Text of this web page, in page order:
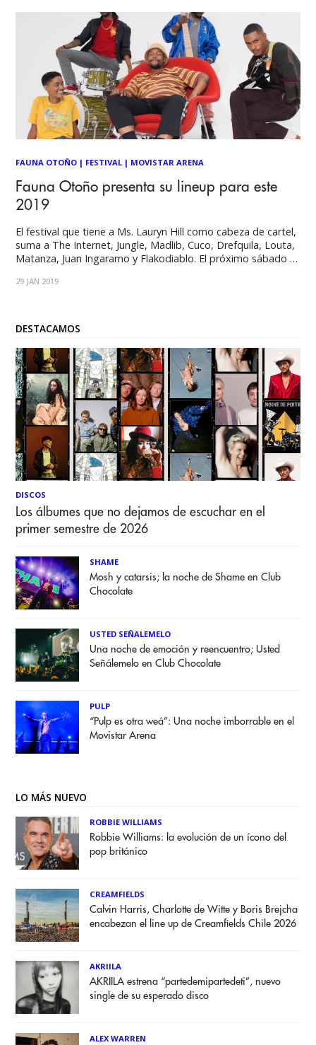
FAUNA OTOÑO | FESTIVAL | MOVISTAR ARENA
Fauna Otoño presenta su lineup para este
2019
El festival que tiene a Ms. Lauryn Hill como cabeza de cartel,
suma a The Internet, Jungle, Madlib, Cuco, Drefquila, Louta,
Matanza, Juan Ingaramo y Flakodiablo. El próximo sábado 4
de dos ediciones donde desfilaron músicos como Future
29 JAN 2019
DESTACAMOS
DISCOS
Los álbumes que no dejamos de escuchar en el
primer semestre de 2026
SHAME
Mosh y catarsis; la noche de Shame en Club
Chocolate
USTED SEÑALEMELO
Una noche de emoción y reencuentro; Usted
Señálemelo en Club Chocolate
PULP
“Pulp es otra weá”: Una noche imborrable en el
Movistar Arena
LO MÁS NUEVO
ROBBIE WILLIAMS
Robbie Williams: la evolución de un ícono del
pop británico
CREAMFIELDS
Calvin Harris, Charlotte de Witte y Boris Brejcha
encabezan el line up de Creamfields Chile 2026
AKRIILA
AKRIILA estrena “partedemipartedeti”, nuevo
single de su esperado disco
ALEX WARREN